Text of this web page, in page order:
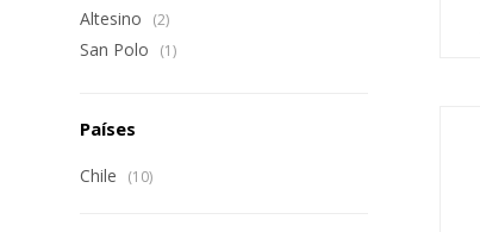
Altesino (2)
San Polo (1)
Países
Chile (10)